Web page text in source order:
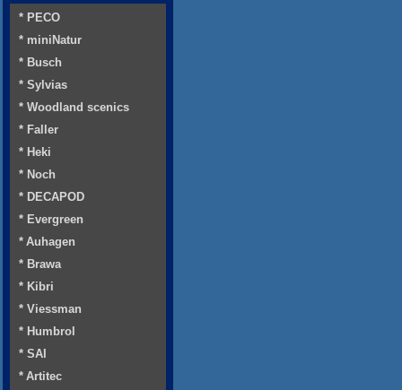
* PECO
* miniNatur
* Busch
* Sylvias
* Woodland scenics
* Faller
* Heki
* Noch
* DECAPOD
* Evergreen
* Auhagen
* Brawa
* Kibri
* Viessman
* Humbrol
* SAI
* Artitec